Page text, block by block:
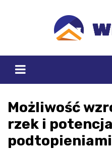
Możliwość
rzek i
podtopieniami